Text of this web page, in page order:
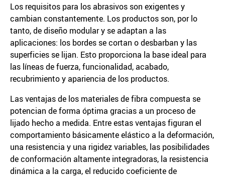
Los requisitos para los abrasivos son exigentes y
cambian constantemente. Los productos son, por lo
tanto, de diseño modular y se adaptan a las
aplicaciones: los bordes se cortan o desbarban y las
superficies se lijan. Esto proporciona la base ideal para
las líneas de fuerza, funcionalidad, acabado,
recubrimiento y apariencia de los productos.
Las ventajas de los materiales de fibra compuesta se
potencian de forma óptima gracias a un proceso de
lijado hecho a medida. Entre estas ventajas figuran el
comportamiento básicamente elástico a la deformación,
una resistencia y una rigidez variables, las posibilidades
de conformación altamente integradoras, la resistencia
dinámica a la carga, el reducido coeficiente de